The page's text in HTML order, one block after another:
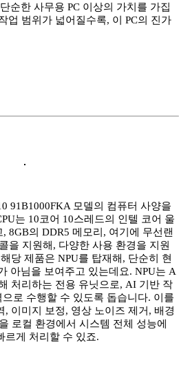
순한 사무용 PC 이상의 가치를 가집
업 범위가 넓어질수록, 이 PC의 진가
91B1000FKA 모델의 컴퓨터 사양을
는 10코어 10스레드의 인텔 코어 울
8GB의 DDR5 메모리, 여기에 무선랜
을 지원해, 다양한 사용 환경을 지원
당 제품은 NPU를 탑재해, 단순히 현
아님을 보여주고 있는데요. NPU는 A
처리하는 전용 유닛으로, AI 기반 작
로 수행할 수 있도록 돕습니다. 이를
, 이미지 보정, 영상 노이즈 제거, 배경
로컬 환경에서 시스템 전체 성능에
르게 처리할 수 있죠.